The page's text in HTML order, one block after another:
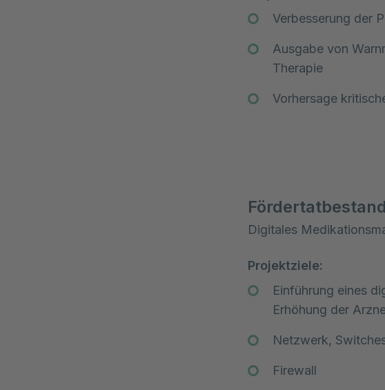
Verbesserung der
Ausgabe von
Therapie
Vorhersage
Digitales
Projektziele:
Einführung eines
Erhöhung der
Netzwerk,
Firewall